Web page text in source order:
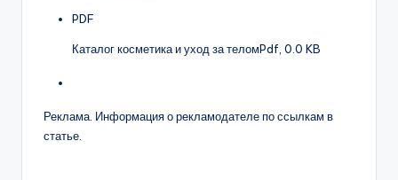
PDF
Каталог косметика и уход за теломPdf, 0.0 KB
Реклама. Информация о рекламодателе по ссылкам в
статье.